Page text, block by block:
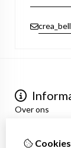
Over ons
Algemene